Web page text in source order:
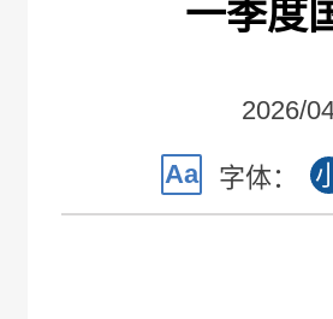
一季度
2026/
Aa
字体：